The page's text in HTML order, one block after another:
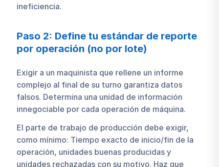
ineficiencia.
Paso 2: Define tu estándar de reporte
por operación (no por lote)
Exigir a un maquinista que rellene un informe
complejo al final de su turno garantiza datos
falsos. Determina una unidad de información
innegociable por cada operación de máquina.
El parte de trabajo de producción debe exigir,
como mínimo: Tiempo exacto de inicio/fin de la
operación, unidades buenas producidas y
unidades rechazadas con su motivo. Haz que